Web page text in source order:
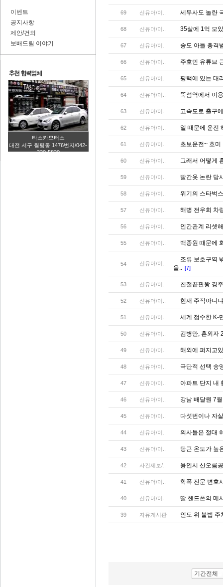
이벤트
공지사항
제안/건의
보배드림 이야기
타스카모터스
대전 서구 월평동 1476번지/042-
320-5820
69 신유머/이.. 세무사도 놀란
68 신유머/이.. 35살에 1억 모
67 신유머/이.. 송도 아들 총격
66 신유머/이.. 주호민 유튜브
65 신유머/이.. 평택에 있는 대
64 신유머/이.. 뚝섬역에서 이
63 신유머/이.. 고속도로 출구
62 신유머/이.. 일 때문에 운전
61 신유머/이.. 초보운전~ 흐
60 신유머/이.. 그래서 어떻게
59 신유머/이.. 빨간옷 논란 당
58 신유머/이.. 위기의 스타벅
57 신유머/이.. 해병 전우회 차
56 신유머/이.. 인간관계 리셋
55 신유머/이.. 백종원 때문에
54 신유머/이..
조류 보호구역
을.. [7]
53 신유머/이.. 친절끝판왕 경
52 신유머/이.. 현재 주작아니
51 신유머/이.. 세계 접수한 K-
50 신유머/이.. 김병만, 혼외자
49 신유머/이.. 해외에 퍼지고
48 신유머/이.. 극단적 선택 송
47 신유머/이.. 아파트 단지 내
46 신유머/이.. 강남 배달원 7
45 신유머/이.. 다섯번이나 자
44 신유머/이.. 의사들은 절대
43 신유머/이.. 당근 온도가 높
42 사건제보/.. 용인시 산오름
41 신유머/이.. 학폭 전문 변호
40 신유머/이.. 딸 핸드폰의 메
39 자유게시판 인도 위 불법
기간전체